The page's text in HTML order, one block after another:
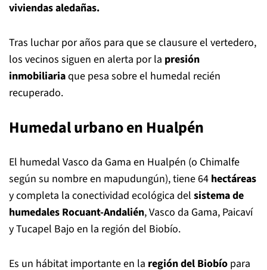
viviendas aledañas.
Tras luchar por años para que se clausure el vertedero,
los vecinos siguen en alerta por la presión
inmobiliariaque pesa sobre el humedal recién
recuperado.
Humedal urbano en Hualpén
El humedal Vasco da Gama en Hualpén (o Chimalfe
según su nombre en mapudungún), tiene 64 hectáreas
y completa la conectividad ecológica del sistema de
humedales Rocuant-Andalién, Vasco da Gama, Paicaví
y Tucapel Bajo en la región del Biobío.
Es un hábitat importante en la región del Biobío para